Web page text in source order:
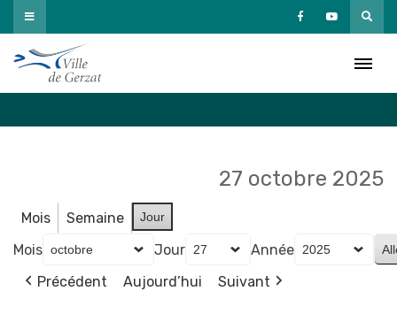
Passer
au
contenu
27 octobre 2025
Mois Semaine Jour
Mois Jour
Année
Précédent
Aujourd’hui Suivant